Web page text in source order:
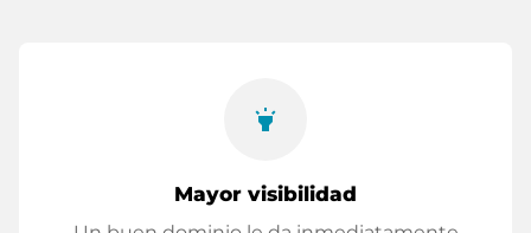
highlight
Mayor visibilidad